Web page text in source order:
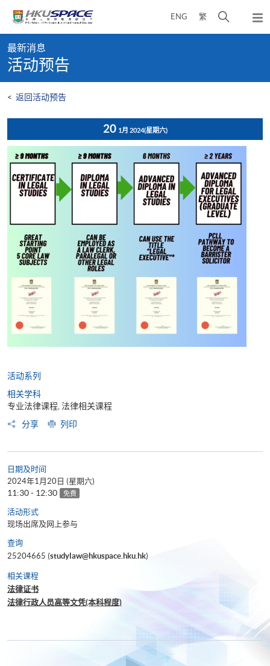
content
ENG 繁
开
弹
出
content
start
最新消息
活动预告
< 返回活动预告
20 1月 2024(星期六)
活动系列
相关学科
专业法律课程, 法律相关课程
分享
列印
日期及时间
2024年1月20日 (星期六)
11:30 - 12:30 免费
活动形式
现场出席及网上参与
查询
25204665 (studylaw@hkuspace.hku.hk)
相关课程
法律证书
法律行政人员高等文凭(本科程度)